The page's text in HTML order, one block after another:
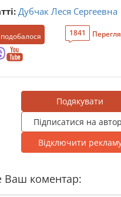
Дубчак Леся Сергеевна
1841
Подякувати
Підписатися на
Відключити
Ваш коментар: